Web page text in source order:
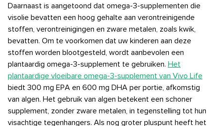
Daarnaast is aangetoond dat omega-3-supplementen die
visolie bevatten een hoog gehalte aan verontreinigende
stoffen, verontreinigingen en zware metalen, zoals kwik,
bevatten. Om te voorkomen dat uw kinderen aan deze
stoffen worden blootgesteld, wordt aanbevolen een
plantaardig omega-3-supplement te gebruiken. Het
plantaardige vloeibare omega-3-supplement van Vivo Life
biedt 300 mg EPA en 600 mg DHA per portie, afkomstig
van algen. Het gebruik van algen betekent een schoner
supplement, zonder zware metalen, in tegenstelling tot hun
visachtige tegenhangers. Als nog groter pluspunt heeft het